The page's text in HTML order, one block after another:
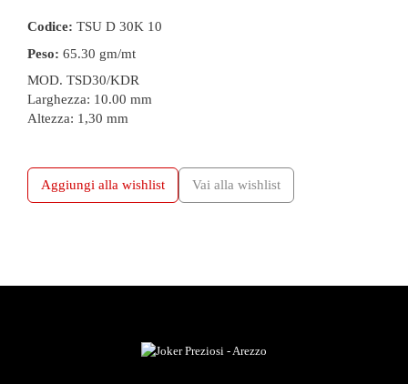
Codice: TSU D 30K 10
Peso: 65.30 gm/mt
MOD. TSD30/KDR
Larghezza: 10.00 mm
Altezza: 1,30 mm
Aggiungi alla wishlist Vai alla wishlist